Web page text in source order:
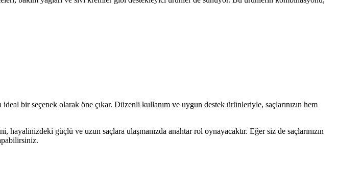
bir seçenek olarak öne çıkar. Düzenli kullanım ve uygun destek ürünleriyle, saçlarınızın hem
hayalinizdeki güçlü ve uzun saçlara ulaşmanızda anahtar rol oynayacaktır. Eğer siz de saçlarınızın